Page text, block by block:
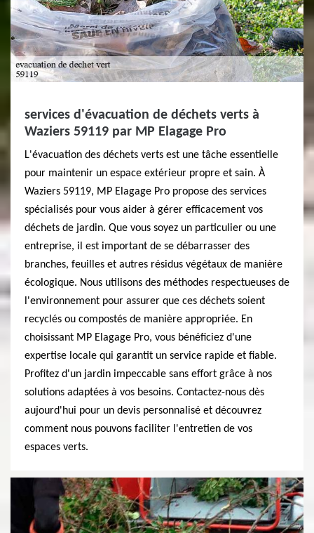
services d'évacuation de déchets verts à
Waziers 59119 par MP Elagage Pro
L'évacuation des déchets verts est une tâche essentielle
pour maintenir un espace extérieur propre et sain. À
Waziers 59119, MP Elagage Pro propose des services
spécialisés pour vous aider à gérer efficacement vos
déchets de jardin. Que vous soyez un particulier ou une
entreprise, il est important de se débarrasser des
branches, feuilles et autres résidus végétaux de manière
écologique. Nous utilisons des méthodes respectueuses de
l'environnement pour assurer que ces déchets soient
recyclés ou compostés de manière appropriée. En
choisissant MP Elagage Pro, vous bénéficiez d'une
expertise locale qui garantit un service rapide et fiable.
Profitez d'un jardin impeccable sans effort grâce à nos
solutions adaptées à vos besoins. Contactez-nous dès
aujourd'hui pour un devis personnalisé et découvrez
comment nous pouvons faciliter l'entretien de vos
espaces verts.